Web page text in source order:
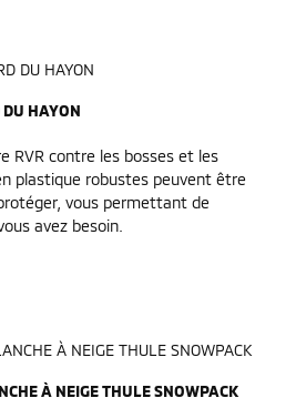
DU HAYON
RVR contre les bosses et les
plastique robustes peuvent être
vous permettant de
avez besoin.
À NEIGE THULE SNOWPACK